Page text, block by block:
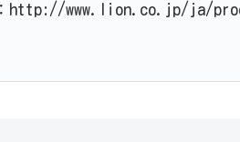
http://www.lion.co.jp/ja/